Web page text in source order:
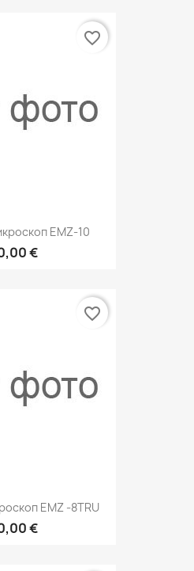
EMZ-10
€
favorite_border
EMZ -8TRU
€
favorite_border